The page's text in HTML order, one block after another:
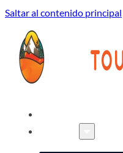
Saltar al contenido principal